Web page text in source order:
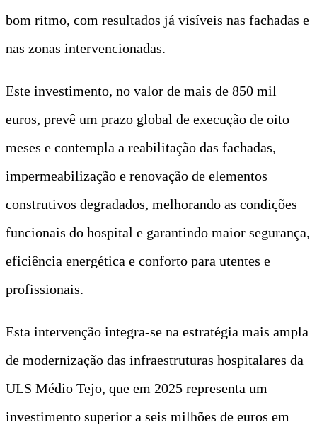
bom ritmo, com resultados já visíveis nas fachadas e
nas zonas intervencionadas.
Este investimento, no valor de mais de 850 mil
euros, prevê um prazo global de execução de oito
meses e contempla a reabilitação das fachadas,
impermeabilização e renovação de elementos
construtivos degradados, melhorando as condições
funcionais do hospital e garantindo maior segurança,
eficiência energética e conforto para utentes e
profissionais.
Esta intervenção integra-se na estratégia mais ampla
de modernização das infraestruturas hospitalares da
ULS Médio Tejo, que em 2025 representa um
investimento superior a seis milhões de euros em